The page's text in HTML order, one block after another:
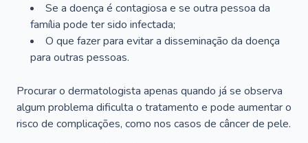
Se a doença é contagiosa e se outra pessoa da
família pode ter sido infectada;
O que fazer para evitar a disseminação da doença
para outras pessoas.
Procurar o dermatologista apenas quando já se observa
algum problema dificulta o tratamento e pode aumentar o
risco de complicações, como nos casos de câncer de pele.